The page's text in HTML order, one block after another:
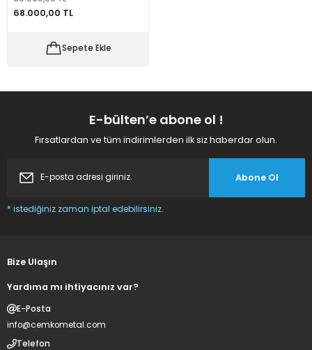
Makineleri
Mısır) Makinesi
Yedek Parça
Parça
68.000,00 TL
Sepete Ekle
E-bülten’e abone ol !
Fırsatlardan ve tüm indirimlerden ilk siz haberdar olun.
Abone Ol
* istediğiniz zaman iptal edebilirsiniz.
Bize Ulaşın
Yardıma mı ihtiyacınız var?
E-Posta
info@cemkometal.com
Telefon